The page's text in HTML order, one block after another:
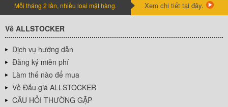
Mỗi tháng 2 lần, nhiều loai mặt hàng. Xem chi tiết tại đây.
Về ALLSTOCKER
Dịch vụ hướng dẫn
Đăng ký miễn phí
Làm thế nào để mua
Về Đấu giá ALLSTOCKER
CÂU HỎI THƯỜNG GẶP